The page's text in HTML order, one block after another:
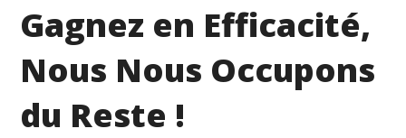
Gagnez en Efficacité,
Nous Nous Occupons
du Reste !